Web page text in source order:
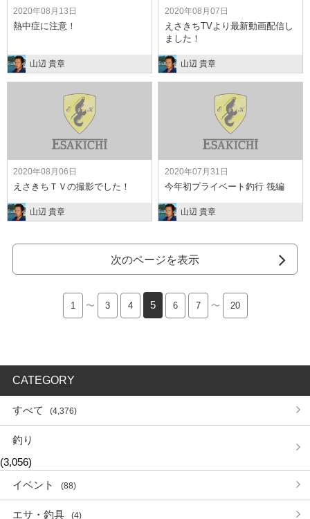
2020年08月13日
熱中症に注意！
山辺 貴章
2020年08月07日
えさきちTVより最新動画配信し
ました！
山辺 貴章
2020年08月06日
えさきちＴＶの撮影でした！
山辺 貴章
2020年07月31日
今年初プライベート釣行 筏編
山辺 貴章
1 〜 3 4 5 6 7 〜
次のページを表示
20
CATEGORY
すべて (4,376)
釣り
(3,056)
イベント
(88)
エサ・釣具 (4)